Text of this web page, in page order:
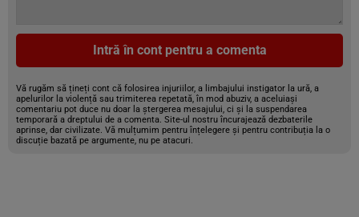
Intră în cont pentru a comenta
Vă rugăm să țineți cont că folosirea injuriilor, a limbajului instigator la ură, a
apelurilor la violență sau trimiterea repetată, în mod abuziv, a aceluiași
comentariu pot duce nu doar la ștergerea mesajului, ci și la suspendarea
temporară a dreptului de a comenta. Site-ul nostru încurajează dezbaterile
aprinse, dar civilizate. Vă mulțumim pentru înțelegere și pentru contribuția la o
discuție bazată pe argumente, nu pe atacuri.